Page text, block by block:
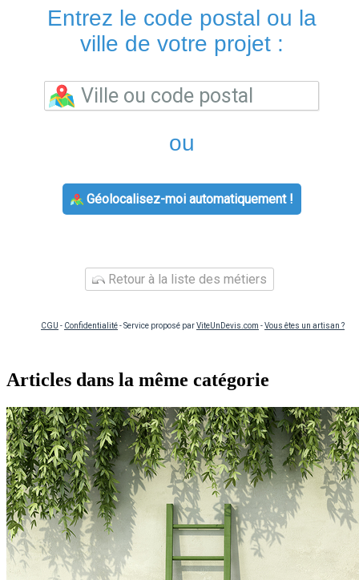
Entrez le code postal ou la
ville de votre projet :
ou
Géolocalisez-moi automatiquement !
Retour à la liste des métiers
CGU - Confidentialité- Service proposé parViteUnDevis.com -Vous êtes un artisan ?
Articles dans la même catégorie